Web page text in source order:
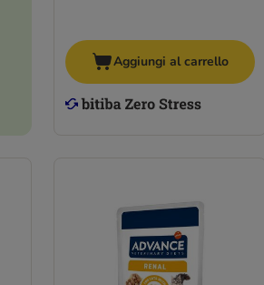
Aggiungi al carrello